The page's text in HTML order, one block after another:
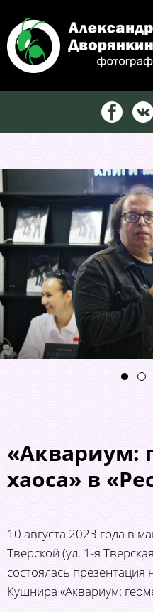
«Аквариум:
хаоса» в
10 августа 2023 года в
Тверской (ул. 1-я
состоялась презентация
Кушнира «Аквариум: